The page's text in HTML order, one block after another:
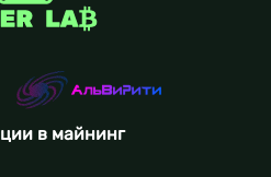
в майнинг